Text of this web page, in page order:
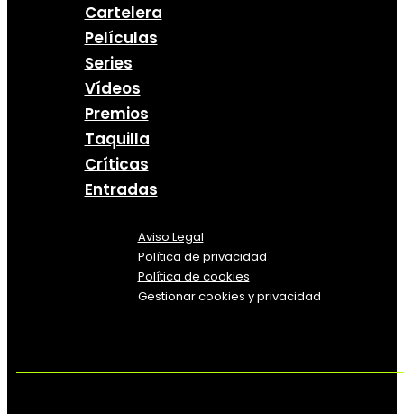
Cartelera
Películas
Series
Vídeos
Premios
Taquilla
Críticas
Entradas
Aviso Legal
Política de privacidad
Política de cookies
Gestionar cookies y privacidad